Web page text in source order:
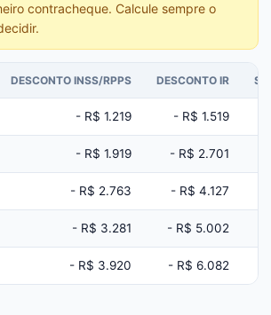
contracheque. Calcule sempre o
DESCONTO INSS/RPPS DESCONTO IR
- R$ 1.219 - R$ 1.519
- R$ 1.919 - R$ 2.701
- R$ 2.763 - R$ 4.127
- R$ 3.281 - R$ 5.002
- R$ 3.920 - R$ 6.082